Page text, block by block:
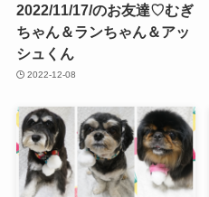
2022/11/17/のお友達♡むぎ
ちゃん＆ランちゃん＆アッ
シュくん
2022-12-08